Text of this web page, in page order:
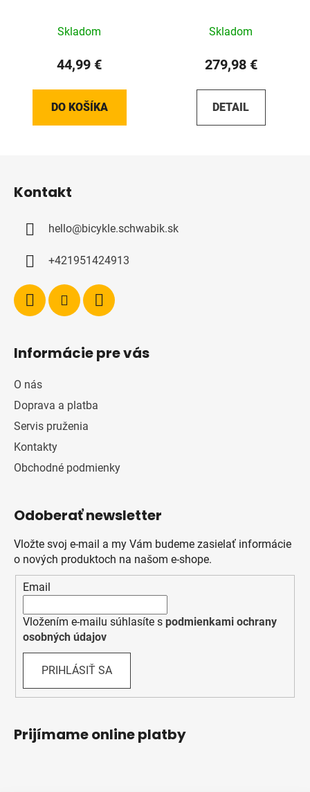
Skladom
44,99 €
DO KOŠÍKA
Skladom
279,98 €
DETAIL
Kontakt
hello@bicykle.schwabik.sk
+421951424913
Informácie pre vás
O nás
Doprava a platba
Servis pruženia
Kontakty
Obchodné podmienky
Odoberať newsletter
Vložte svoj e-mail a my Vám budeme zasielať informácie
o nových produktoch na našom e-shope.
Email
Vložením e-mailu súhlasíte s podmienkami ochrany
osobných údajov
PRIHLÁSIŤ SA
Prijímame online platby